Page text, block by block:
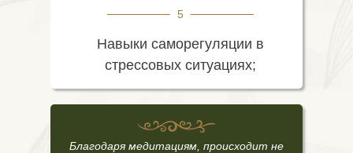
5
Навыки саморегуляции в
стрессовых ситуациях;
Благодаря медитациям, происходит не